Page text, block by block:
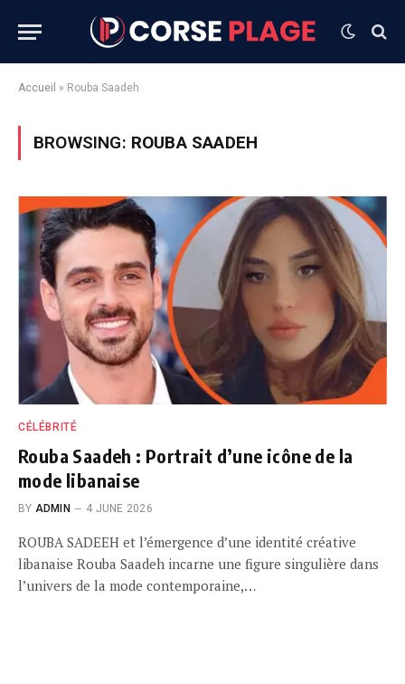
Accueil » Rouba Saadeh
BROWSING: ROUBA SAADEH
CÉLÉBRITÉ
Rouba Saadeh : Portrait d’une icône de la
mode libanaise
BY ADMIN 4 JUNE 2026
ROUBA SADEEH et l’émergence d’une identité créative
libanaise Rouba Saadeh incarne une figure singulière dans
l’univers de la mode contemporaine,…